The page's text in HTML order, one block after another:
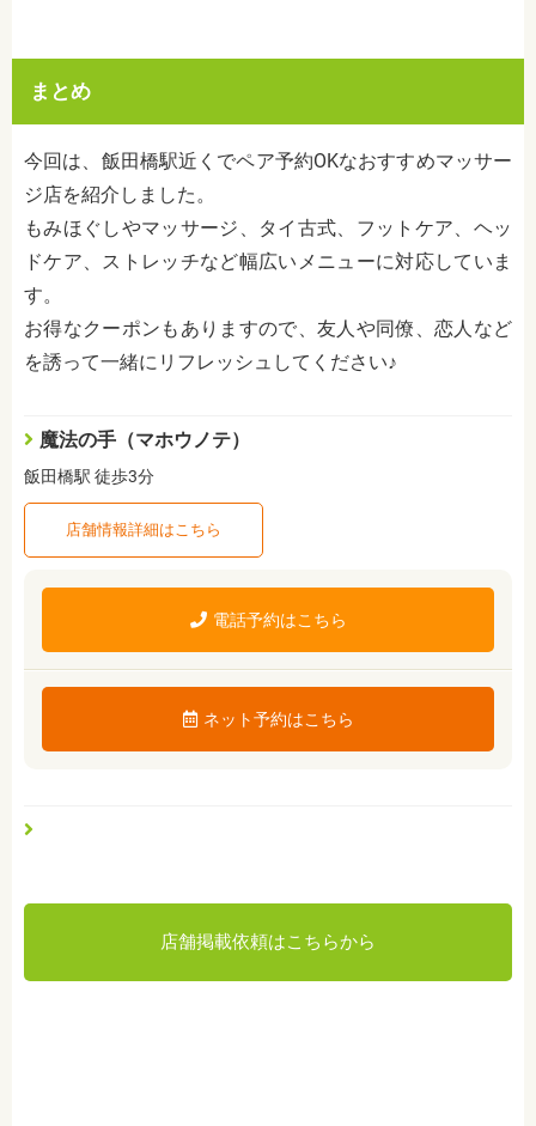
まとめ
今回は、飯田橋駅近くでペア予約OKなおすすめマッサー
ジ店を紹介しました。
もみほぐしやマッサージ、タイ古式、フットケア、ヘッ
ドケア、ストレッチなど幅広いメニューに対応していま
す。
お得なクーポンもありますので、友人や同僚、恋人など
を誘って一緒にリフレッシュしてください♪
魔法の手（マホウノテ）
飯田橋駅 徒歩3分
店舗情報詳細はこちら
電話予約はこちら
ネット予約はこちら
店舗掲載依頼はこちらから